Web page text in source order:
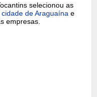
selecionou as
de Araguaína e
empresas.